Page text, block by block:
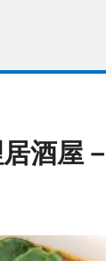
酒屋